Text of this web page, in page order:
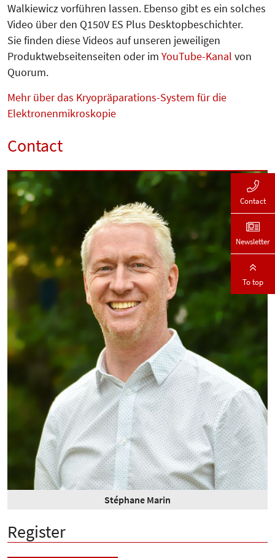
Walkiewicz vorführen lassen. Ebenso gibt es ein solches
Video über den Q150V ES Plus Desktopbeschichter.
Sie finden diese Videos auf unseren jeweiligen
Produktwebseitenseiten oder im YouTube-Kanal von
Quorum.
Mehr über das Kryopräparations-System für die
Elektronenmikroskopie
Contact
Stéphane Marin
Register
Contact
Newsletter
To top